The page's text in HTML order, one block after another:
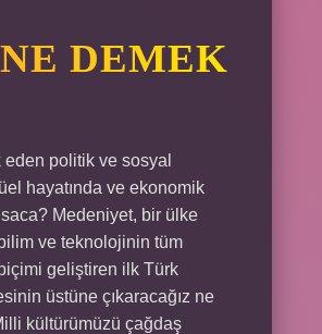
DEMEK
politik ve sosyal
hayatında ve ekonomik
Medeniyet, bir ülke
ve teknolojinin tüm
geliştiren ilk Türk
üstüne çıkaracağız ne
kültürümüzü çağdaş